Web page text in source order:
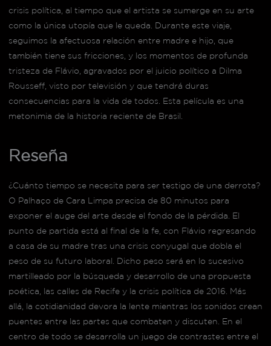
crisis política, al tiempo que el artista se sumerge en su arte
como la única utopía que le queda. Durante este viaje,
seguimos la afectuosa relación entre madre e hijo, que
también tiene sus fricciones, y los momentos de profunda
tristeza de Flávio, agravados por el juicio político a Dilma
Rousseff, visto por televisión y que tendrá duras
consecuencias para la vida de todos. Esta película es una
metonimia de la historia reciente de Brasil.
Reseña
¿Cuánto tiempo se necesita para ser testigo de una derrota?
O Palhaço de Cara Limpa precisa de 80 minutos para
exponer el auge del arte desde el fondo de la pérdida. El
punto de partida está al final de la fe, con Flávio regresando
a casa de su madre tras una crisis conyugal que dobla el
peso de su futuro laboral. Dicho peso será en lo sucesivo
martilleado por la búsqueda y desarrollo de una propuesta
poética, las calles de Recife y la crisis política de 2016. Más
allá, la cotidianidad devora la lente mientras los sonidos crean
puentes entre las partes que combaten y discuten. En el
centro de todo se desarrolla un juego de contrastes entre el